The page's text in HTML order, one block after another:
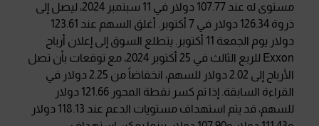
مستوى له عند 107.77 دولار في 11 سبتمبر 2024، ليصل إلى
ذروة 126.34 دولار في 7 أكتوبر. أغلق السهم عند 123.61
دولار يوم الجمعة 11 أكتوبر. يتطلع السوق إلى إعلان أرباح
Exxon للربع الثالث في 25 أكتوبر 2024، مع توقعات بأن تصل
الأرباح إلى 2.02 دولار للسهم، انخفاضاً من 2.25 دولار في
القراءة السابقة. إذا تم كسر نقطة المحور 121.66 دولار
للسهم، قد يتم استهداف مستويات الدعم عند 118.13 دولار